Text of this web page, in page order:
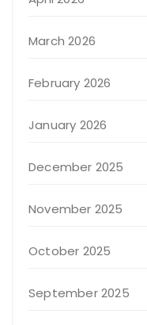
March 2026
February 2026
January 2026
December 2025
November 2025
October 2025
September 2025